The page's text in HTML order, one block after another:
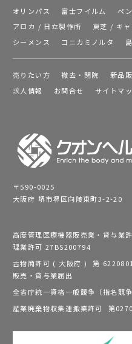
オリンパス 富士フイルム ペ
アロカ / 日立製作所
東芝 / キャ
シーメンス
コニカミノルタ
売りたい方 撤去・閉院 新品
求人情報
お問合せ サイトマ
〒590-0025
大阪府 堺市堺区向陵東町3-2-20
高度管理医療機器販売業・貸与
理業許可 27BS200794
古物商許可 ( 大阪府 ) 第
販売・貸与業届出
全省庁統一資格一般競争（指名競
産業廃棄物収集運搬業許可 第